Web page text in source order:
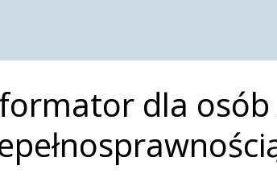
dla osób